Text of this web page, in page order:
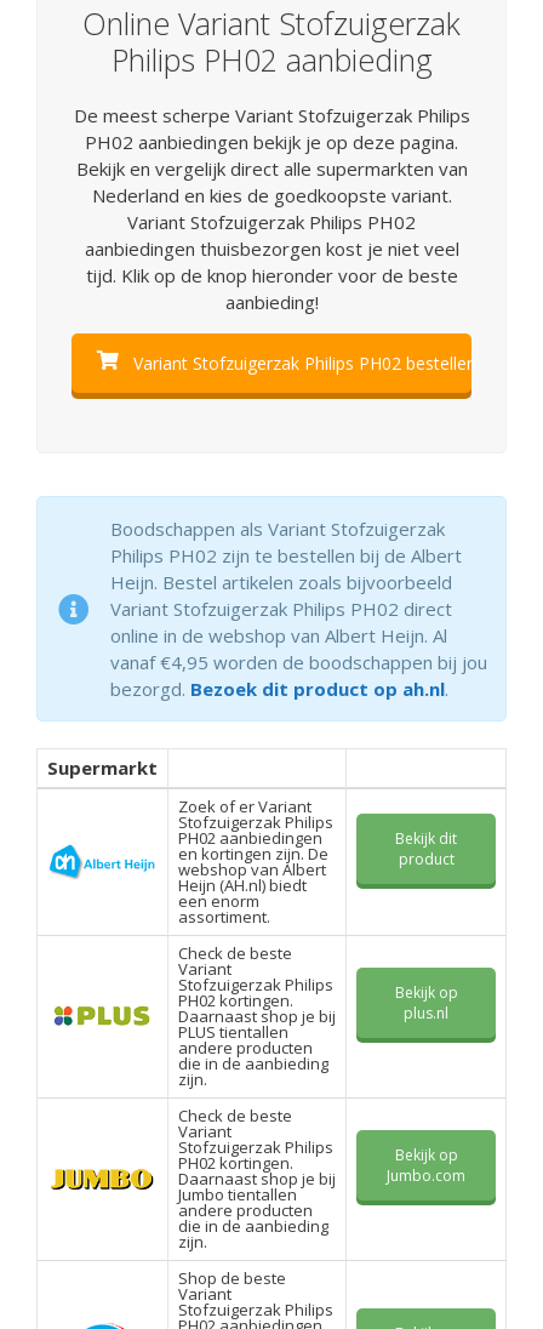
Online Variant Stofzuigerzak
Philips PH02 aanbieding
De meest scherpe Variant Stofzuigerzak Philips
PH02 aanbiedingen bekijk je op deze pagina.
Bekijk en vergelijk direct alle supermarkten van
Nederland en kies de goedkoopste variant.
Variant Stofzuigerzak Philips PH02
aanbiedingen thuisbezorgen kost je niet veel
tijd. Klik op de knop hieronder voor de beste
aanbieding!
Variant Stofzuigerzak Philips PH02 bestellen
Boodschappen als Variant Stofzuigerzak
Philips PH02 zijn te bestellen bij de Albert
Heijn. Bestel artikelen zoals bijvoorbeeld
Variant Stofzuigerzak Philips PH02 direct
online in de webshop van Albert Heijn. Al
vanaf €4,95 worden de boodschappen bij jou
bezorgd. Bezoek dit product op ah.nl.
Supermarkt
Zoek of er Variant
Stofzuigerzak Philips
PH02 aanbiedingen
en kortingen zijn. De
webshop van Albert
Heijn (AH.nl) biedt
een enorm
assortiment.
Bekijk dit
product
Check de beste
Variant
Stofzuigerzak Philips
PH02 kortingen.
Daarnaast shop je bij
PLUS tientallen
andere producten
die in de aanbieding
zijn.
Bekijk op
plus.nl
Check de beste
Variant
Stofzuigerzak Philips
PH02 kortingen.
Daarnaast shop je bij
Jumbo tientallen
andere producten
die in de aanbieding
zijn.
Bekijk op
Jumbo.com
Shop de beste
Variant
Stofzuigerzak Philips